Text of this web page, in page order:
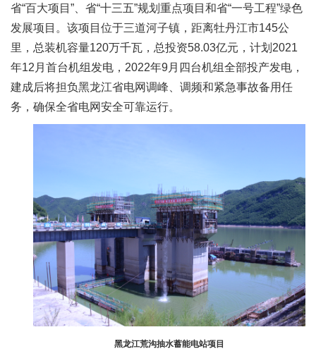
省“百大项目”、省“十三五”规划重点项目和省“一号工程”绿色
发展项目。该项目位于三道河子镇，距离牡丹江市145公
里，总装机容量120万千瓦，总投资58.03亿元，计划2021
年12月首台机组发电，2022年9月四台机组全部投产发电，
建成后将担负黑龙江省电网调峰、调频和紧急事故备用任
务，确保全省电网安全可靠运行。
黑龙江荒沟抽水蓄能电站项目